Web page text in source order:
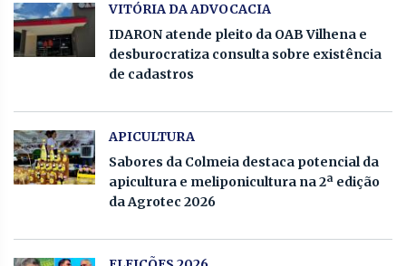
VITÓRIA DA ADVOCACIA
IDARON atende pleito da OAB Vilhena e
desburocratiza consulta sobre existência
de cadastros
APICULTURA
Sabores da Colmeia destaca potencial da
apicultura e meliponicultura na 2ª edição
da Agrotec 2026